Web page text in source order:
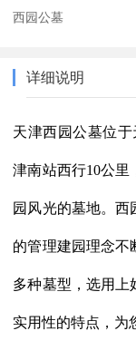
西园公墓
详细说明
天津西园公墓位
津南站西行10公里
园风光的墓地。
的管理建园理念不
多种墓型，选用上
实用性的特点，为